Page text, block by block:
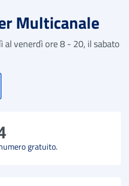
Multicanale
venerdì ore 8 - 20, il sabato
Contact Center
gratuito.